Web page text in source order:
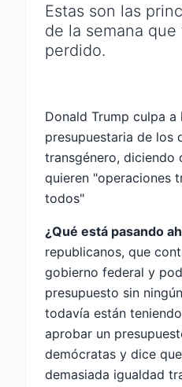
Estas son las
de la semana que
perdido.
Donald Trump culpa
presupuestaria de los
transgénero, diciendo
quieren "operaciones
todos"
¿Qué está pasando
republicanos, que
gobierno federal y
presupuesto sin
todavía están
aprobar un
demócratas y dice
demasiada igualdad